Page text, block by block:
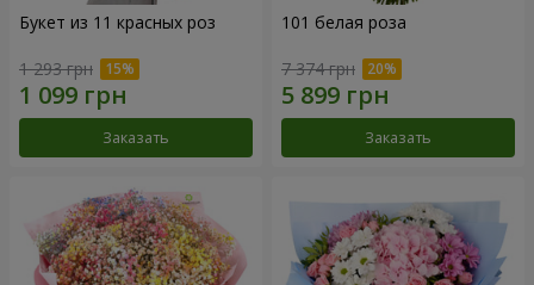
Букет из 11 красных роз
1 293 грн
Заказать
101 белая роза
7 374 грн
Заказать